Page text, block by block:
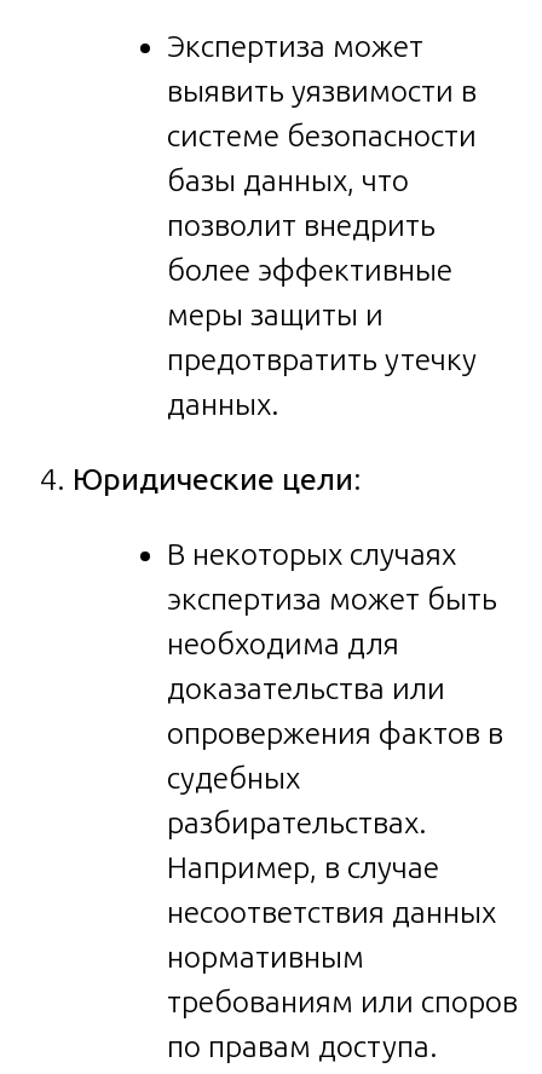
Экспертиза может
выявить уязвимости в
системе безопасности
базы данных, что
позволит внедрить
более эффективные
меры защиты и
предотвратить утечку
данных.
Юридические цели:
В некоторых случаях
экспертиза может быть
необходима для
доказательства или
опровержения фактов в
судебных
разбирательствах.
Например, в случае
несоответствия данных
нормативным
требованиям или споров
по правам доступа.